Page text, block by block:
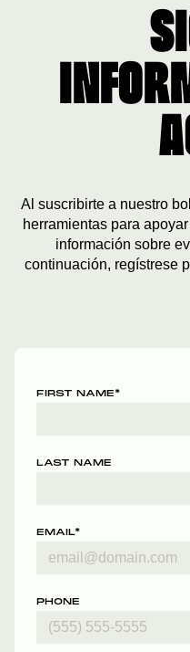
Al suscribirte a nuestro
herramientas para
información sobre
continuación, regístrese
FIRST NAME*
LAST NAME
EMAIL*
PHONE